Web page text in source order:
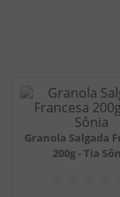
Granola Salgada
200g - Tia